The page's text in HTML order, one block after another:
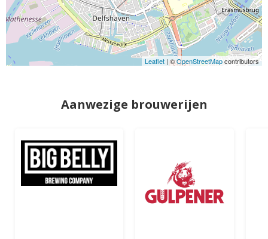
Leaflet | ©OpenStreetMapcontributors
Aanwezige brouwerijen